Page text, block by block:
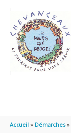
Accueil Démarches